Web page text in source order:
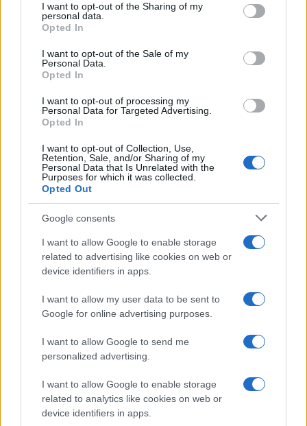
not limited to your visit or usage behaviour. You may click to
grant or deny consent to Google and its third-party tags to
use your data for below specified purposes in below Google
consent section.
I want to opt-out of the Sharing of my
personal data.
Opted In
I want to opt-out of the Sale of my
Personal Data.
Opted In
I want to opt-out of processing my
Personal Data for Targeted Advertising.
Opted In
I want to opt-out of Collection, Use,
Retention, Sale, and/or Sharing of my
Personal Data that Is Unrelated with the
Purposes for which it was collected.
Opted Out
Google consents
I want to allow Google to enable storage
related to advertising like cookies on web or
device identifiers in apps.
I want to allow my user data to be sent to
Google for online advertising purposes.
I want to allow Google to send me
personalized advertising.
I want to allow Google to enable storage
related to analytics like cookies on web or
device identifiers in apps.
LEGFRISSEBB
Országos hírek
Helyi hírek
Amire többmillióan vártunk: szombattól
másodfokúra csökken a riasztás
Kecskeméten is szakirányú
továbbképzésekkel erősít a Gál Ferenc
Egyetem
HÍRDETÉS